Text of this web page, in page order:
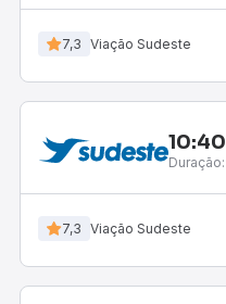
7,3 Viação Sudeste
10:40
Duração:
7,3 Viação Sudeste